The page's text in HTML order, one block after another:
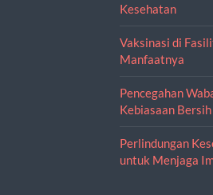
Kesehatan
Vaksinasi di
Manfaatnya
Pencegahan
Kebiasaan Bersih
Perlindungan
untuk Menjaga